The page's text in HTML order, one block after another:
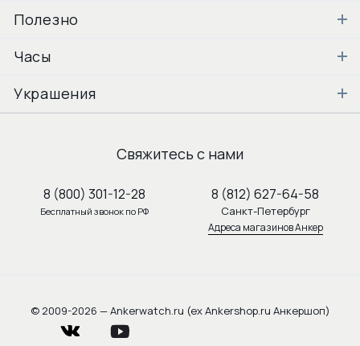
Полезно
Часы
Украшения
Свяжитесь с нами
8 (800) 301-12-28
Бесплатный звонок по РФ
8 (812) 627-64-58
Санкт-Петербург
Адреса магазинов Анкер
© 2009-2026 — Ankerwatch.ru (ex Ankershop.ru Анкершоп)
vkontakte youtube